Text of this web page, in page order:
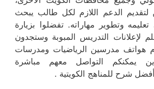
الدعم اللازم لكل طالب يبحث
وتطوير مهاراته. تفضلوا بزيارة
لإعلانات التدريس المبوبة وستجدون
هواتف مدرسين الرياضيات ومدرسات
يمكنكم التواصل معهم مباشرة
شرح للمناهج الكويتية .